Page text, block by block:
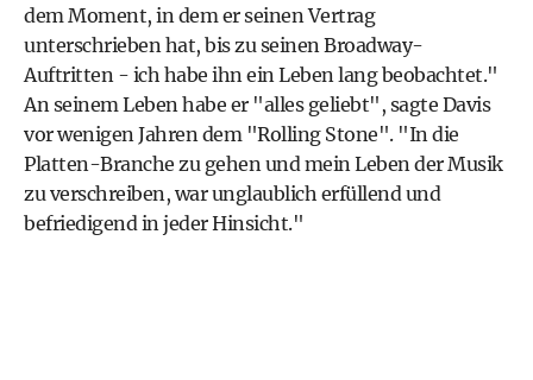
dem Moment, in dem er seinen Vertrag
unterschrieben hat, bis zu seinen Broadway-
Auftritten - ich habe ihn ein Leben lang beobachtet."
An seinem Leben habe er "alles geliebt", sagte Davis
vor wenigen Jahren dem "Rolling Stone". "In die
Platten-Branche zu gehen und mein Leben der Musik
zu verschreiben, war unglaublich erfüllend und
befriedigend in jeder Hinsicht."